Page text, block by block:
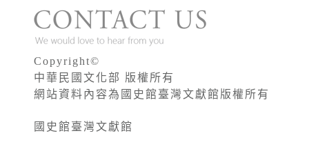
Copyright©
中華民國文化部 版權所有
網站資料內容為國史館臺灣文獻館版權所有
國史館臺灣文獻館